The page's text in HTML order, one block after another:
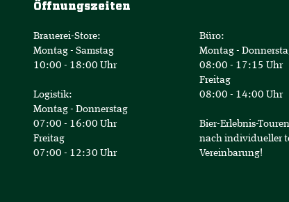
r
Öffnungszeiten
Brauerei-Store:
Montag - Samstag
10:00 - 18:00 Uhr
Logistik:
Montag - Donnerstag
07:00 - 16:00 Uhr
Freitag
07:00 - 12:30 Uhr
Büro:
Montag -
08:00 - 17:15 Uhr
Freitag
08:00 - 14:00 Uhr
Bier-Erlebnis-
nach individueller
Vereinbarung!